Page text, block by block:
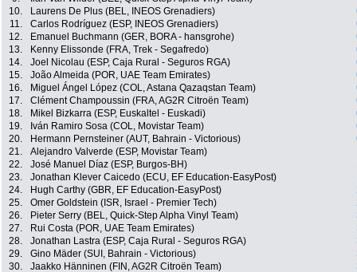
10.
Laurens De Plus (BEL, INEOS Grenadiers)
11.
Carlos Rodríguez (ESP, INEOS Grenadiers)
12.
Emanuel Buchmann (GER, BORA - hansgrohe)
13.
Kenny Elissonde (FRA, Trek - Segafredo)
14.
Joel Nicolau (ESP, Caja Rural - Seguros RGA)
15.
João Almeida (POR, UAE Team Emirates)
16.
Miguel Ángel López (COL, Astana Qazaqstan Team)
17.
Clément Champoussin (FRA, AG2R Citroën Team)
18.
Mikel Bizkarra (ESP, Euskaltel - Euskadi)
19.
Iván Ramiro Sosa (COL, Movistar Team)
20.
Hermann Pernsteiner (AUT, Bahrain - Victorious)
21.
Alejandro Valverde (ESP, Movistar Team)
22.
José Manuel Díaz (ESP, Burgos-BH)
23.
Jonathan Klever Caicedo (ECU, EF Education-EasyPost)
24.
Hugh Carthy (GBR, EF Education-EasyPost)
25.
Omer Goldstein (ISR, Israel - Premier Tech)
26.
Pieter Serry (BEL, Quick-Step Alpha Vinyl Team)
27.
Rui Costa (POR, UAE Team Emirates)
28.
Jonathan Lastra (ESP, Caja Rural - Seguros RGA)
29.
Gino Mäder (SUI, Bahrain - Victorious)
30.
Jaakko Hänninen (FIN, AG2R Citroën Team)